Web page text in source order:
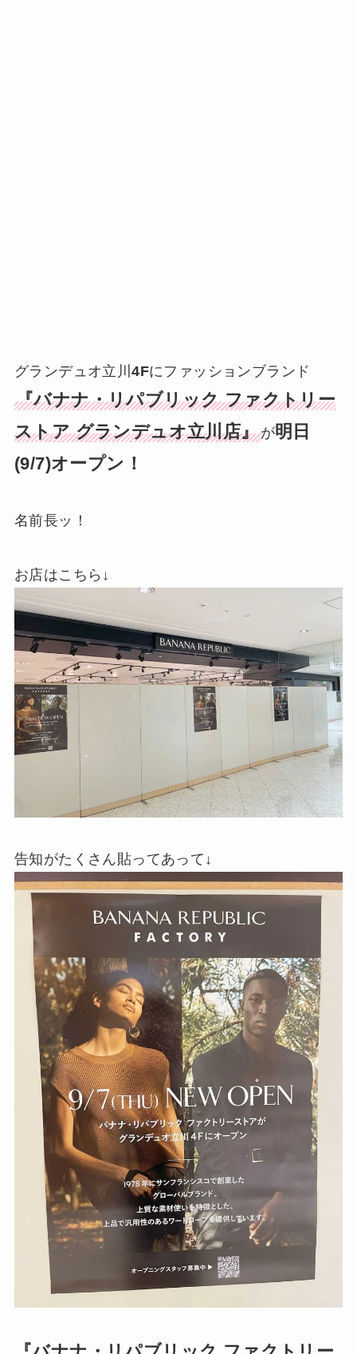
グランデュオ立川4Fにファッションブランド
『バナナ・リパブリック ファクトリー
ストア グランデュオ立川店』が明日
(9/7)オープン！
名前長ッ！
お店はこちら↓
告知がたくさん貼ってあって↓